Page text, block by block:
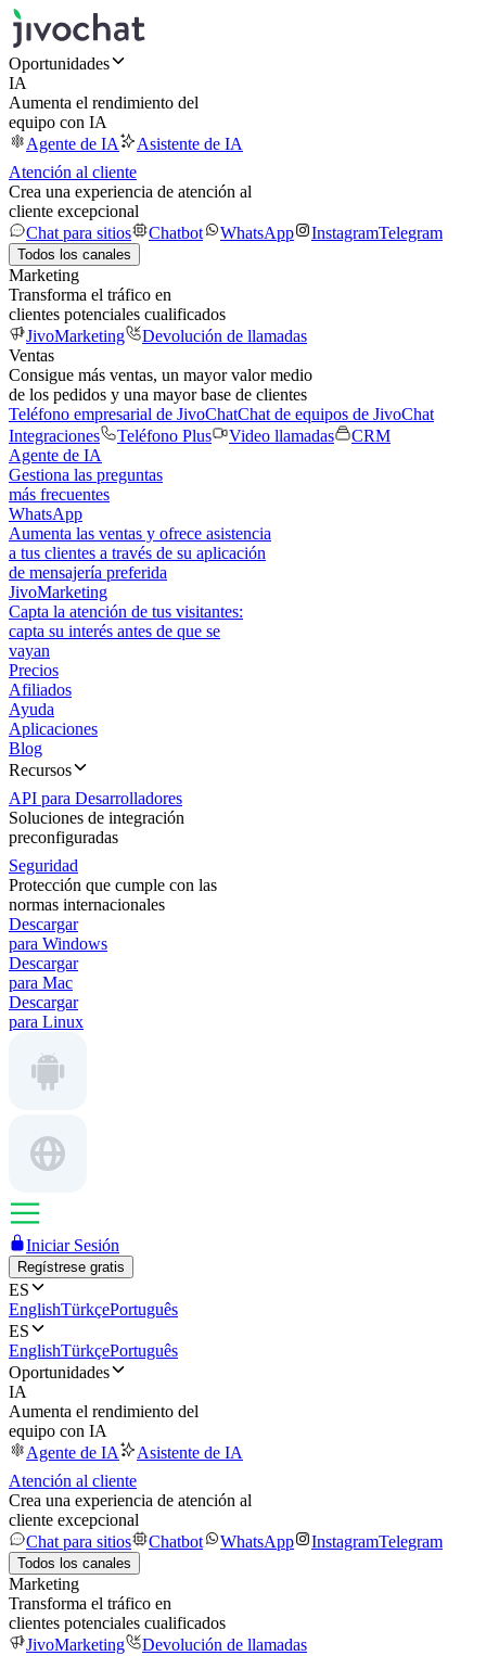
Oportunidades
IA
Aumenta el rendimiento del
equipo con IA
Agente de IA
Asistente de IA
Atención al cliente
Crea una experiencia de atención al
cliente excepcional
Chat para sitios
Chatbot WhatsApp InstagramTelegram
Todos los canales
Marketing
Transforma el tráfico en
clientes potenciales cualificados
JivoMarketing
Devolución de llamadas
Ventas
Consigue más ventas, un mayor valor medio
de los pedidos y una mayor base de clientes
Teléfono empresarial de JivoChatChat de equipos de JivoChat
Integraciones
Teléfono Plus Video llamadas
CRM
Agente de IA
Gestiona las preguntas
más frecuentes
WhatsApp
Aumenta las ventas y ofrece asistencia
a tus clientes a través de su aplicación
de mensajería preferida
JivoMarketing
Capta la atención de tus visitantes:
capta su interés antes de que se
vayan
Precios
Afiliados
Ayuda
Aplicaciones
Blog
Recursos
API para Desarrolladores
Soluciones de integración
preconfiguradas
Seguridad
Protección que cumple con las
normas internacionales
Descargar
para Windows
Descargar
para Mac
Descargar
para Linux
Iniciar Sesión
Regístrese gratis
ES
EnglishTürkçePortuguês
ES
EnglishTürkçePortuguês
Oportunidades
IA
Aumenta el rendimiento del
equipo con IA
Agente de IA
Asistente de IA
Atención al cliente
Crea una experiencia de atención al
cliente excepcional
Chat para sitios
Chatbot WhatsApp InstagramTelegram
Todos los canales
Marketing
Transforma el tráfico en
clientes potenciales cualificados
JivoMarketing
Devolución de llamadas